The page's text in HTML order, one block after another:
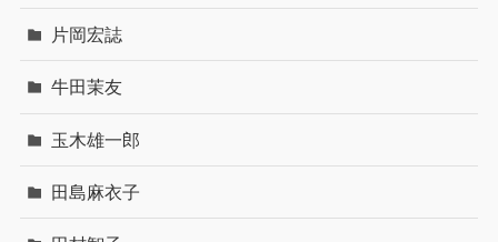
片岡宏誌
牛田茉友
玉木雄一郎
田島麻衣子